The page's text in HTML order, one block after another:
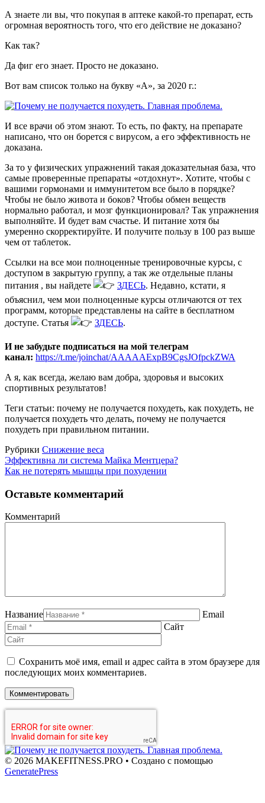
А знаете ли вы, что покупая в аптеке какой-то препарат, есть
огромная вероятность того, что его действие не доказано?
Как так?
Да фиг его знает. Просто не доказано.
Вот вам список только на букву «А», за 2020 г.:
И все врачи об этом знают. То есть, по факту, на препарате
написано, что он борется с вирусом, а его эффективность не
доказана.
За то у физических упражнений такая доказательная база, что
самые проверенные препараты «отдохнут». Хотите, чтобы с
вашими гормонами и иммунитетом все было в порядке?
Чтобы не было живота и боков? Чтобы обмен веществ
нормально работал, и мозг функционировал? Так упражнения
выполняйте. И будет вам счастье. И питание хотя бы
умеренно скорректируйте. И получите пользу в 100 раз выше
чем от таблеток.
Ссылки на все мои полноценные тренировочные курсы, с
доступом в закрытую группу, а так же отдельные планы
питания , вы найдете
ЗДЕСЬ. Недавно, кстати, я
объяснил, чем мои полноценные курсы отличаются от тех
программ, которые представлены на сайте в бесплатном
доступе. Статья
ЗДЕСЬ.
И не забудьте подписаться на мой телеграм
канал: https://t.me/joinchat/AAAAAExpB9CgsJOfpckZWA
А я, как всегда, желаю вам добра, здоровья и высоких
спортивных результатов!
Теги статьи: почему не получается похудеть, как похудеть, не
получается похудеть что делать, почему не получается
похудеть при правильном питании.
Рубрики Снижение веса
Эффективна ли система Майка Ментцера?
Как не потерять мышцы при похудении
Оставьте комментарий
Комментарий
Название
Email
Сайт
Сохранить моё имя, email и адрес сайта в этом браузере для
последующих моих комментариев.
© 2026 MAKEFITNESS.PRO • Создано с помощью
GeneratePress